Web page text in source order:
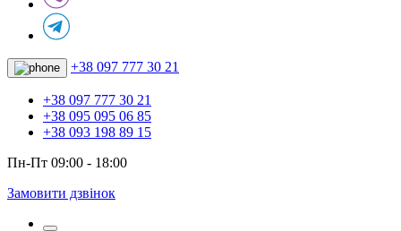
+38 097 777 30 21
+38 097 777 30 21
+38 095 095 06 85
+38 093 198 89 15
Пн-Пт 09:00 - 18:00
Замовити дзвінок